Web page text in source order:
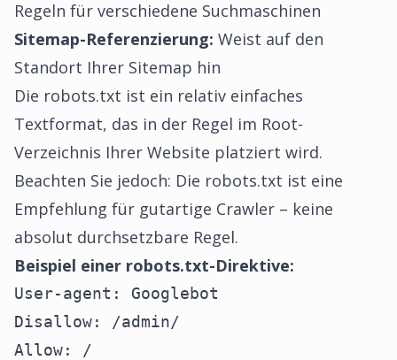
Regeln für verschiedene Suchmaschinen
Sitemap-Referenzierung: Weist auf den
Standort Ihrer Sitemap hin
Die robots.txt ist ein relativ einfaches
Textformat, das in der Regel im Root-
Verzeichnis Ihrer Website platziert wird.
Beachten Sie jedoch: Die robots.txt ist eine
Empfehlung für gutartige Crawler – keine
absolut durchsetzbare Regel.
Beispiel einer robots.txt-Direktive:
User-agent: Googlebot
Disallow: /admin/
Allow: /